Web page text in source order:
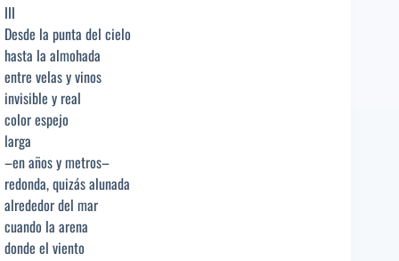
III
Desde la punta del cielo
hasta la almohada
entre velas y vinos
invisible y real
color espejo
larga
–en años y metros–
redonda, quizás alunada
alrededor del mar
cuando la arena
donde el viento